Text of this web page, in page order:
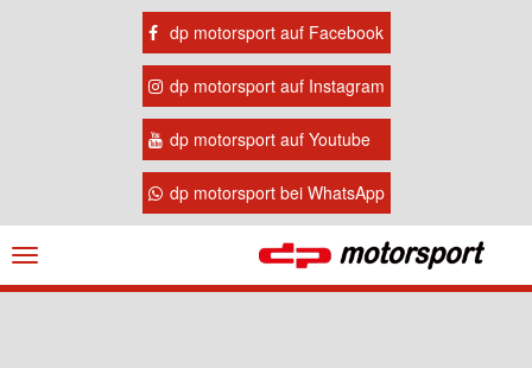
dp motorsport auf Facebook
dp motorsport auf Instagram
dp motorsport auf Youtube
dp motorsport bei WhatsApp
Navigation
ein-/ausblenden